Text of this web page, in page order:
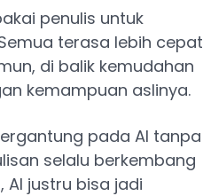
penulis untuk
terasa lebih cepat
di balik kemudahan
kemampuan aslinya.
pada AI tanpa
selalu berkembang
justru bisa jadi